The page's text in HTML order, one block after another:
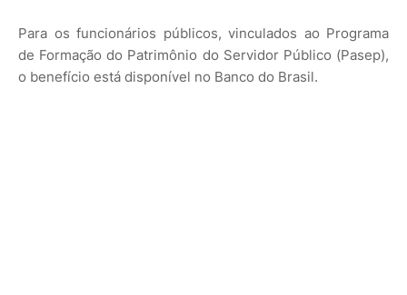
Para os funcionários públicos, vinculados ao Programa
de Formação do Patrimônio do Servidor Público (Pasep),
o benefício está disponível no Banco do Brasil.